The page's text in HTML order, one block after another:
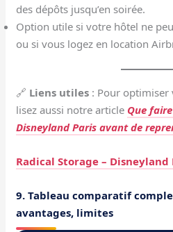
des dépôts jusqu’en soirée.
Option utile si votre hôtel ne
ou si vous logez en location
🔗 Liens utiles : Pour optimiser
lisez aussi notre article Que
Disneyland Paris avant de
Radical Storage – Disneyland
9. Tableau comparatif
avantages, limites